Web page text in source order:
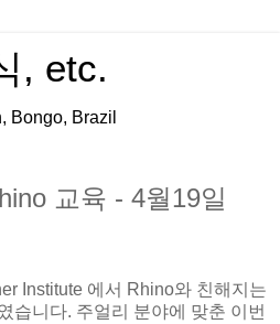
, etc.
Bongo, Brazil
교육 - 4월19일
Institute 에서 Rhino와 친해지는
습니다. 주얼리 분야에 맞춘 이번